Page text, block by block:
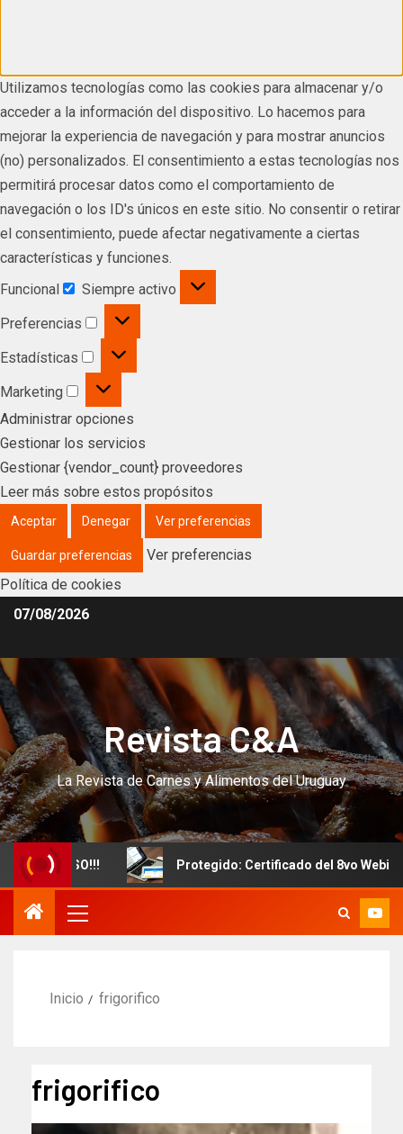
Utilizamos tecnologías como las cookies para almacenar y/o
acceder a la información del dispositivo. Lo hacemos para
mejorar la experiencia de navegación y para mostrar anuncios
(no) personalizados. El consentimiento a estas tecnologías nos
permitirá procesar datos como el comportamiento de
navegación o los ID's únicos en este sitio. No consentir o retirar
el consentimiento, puede afectar negativamente a ciertas
características y funciones.
Funcional
Siempre activo
Preferencias
Estadísticas
Marketing
Administrar opciones
Gestionar los servicios
Gestionar {vendor_count} proveedores
Leer más sobre estos propósitos
Aceptar Denegar Ver preferencias
Guardar preferencias
Ver preferencias
Política de cookies
07/08/2026
Revista C&A
La Revista de Carnes y Alimentos del Uruguay
CURSO!!! Protegido: Certificado del 8vo Webinar
Inicio frigorifico
frigorifico